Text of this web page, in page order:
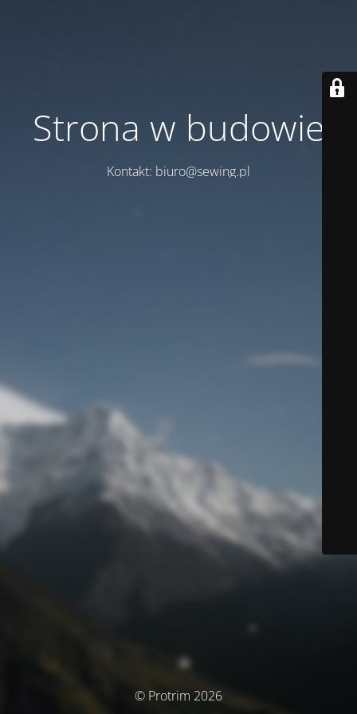
Strona w budowie
Kontakt: biuro@sewing.pl
© Protrim 2026